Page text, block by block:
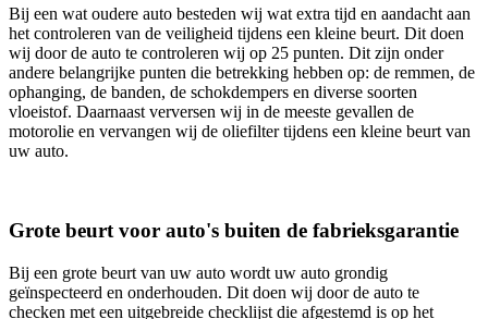
Bij een wat oudere auto besteden wij wat extra tijd en aandacht aan
het controleren van de veiligheid tijdens een kleine beurt. Dit doen
wij door de auto te controleren wij op 25 punten. Dit zijn onder
andere belangrijke punten die betrekking hebben op: de remmen, de
ophanging, de banden, de schokdempers en diverse soorten
vloeistof. Daarnaast verversen wij in de meeste gevallen de
motorolie en vervangen wij de oliefilter tijdens een kleine beurt van
uw auto.
Grote beurt voor auto's buiten de fabrieksgarantie
Bij een grote beurt van uw auto wordt uw auto grondig
geïnspecteerd en onderhouden. Dit doen wij door de auto te
checken met een uitgebreide checklijst die afgestemd is op het